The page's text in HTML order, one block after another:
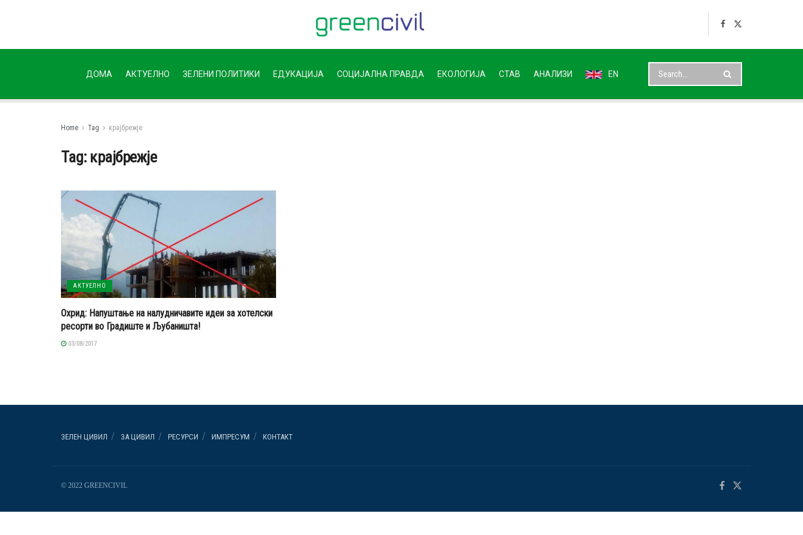
ДОМА АКТУЕЛНО ЗЕЛЕНИ ПОЛИТИКИ ЕДУКАЦИЈА СОЦИЈАЛНА ПРАВДА ЕКОЛОГИЈА СТАВ АНАЛИЗИ EN
Home Tag крајбрежје
Tag: крајбрежје
АКТУЕЛНО
Охрид: Напуштање на налудничавите идеи за хотелски
ресорти во Градиште и Љубаништа!
03/08/2017
ЗЕЛЕН ЦИВИЛ ЗА ЦИВИЛ РЕСУРСИ ИМПРЕСУМ КОНТАКТ
© 2022 GREENCIVIL